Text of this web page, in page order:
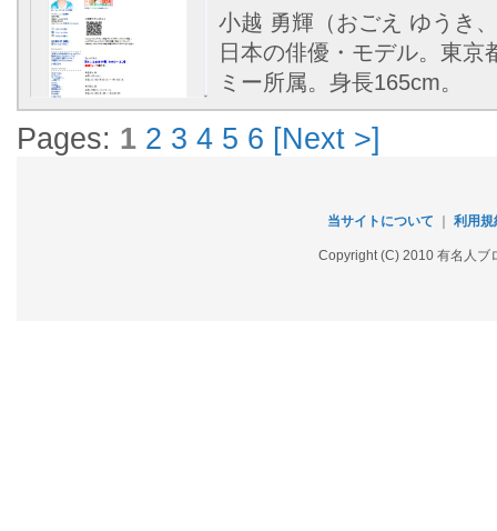
小越 勇輝（おごえ ゆうき
日本の俳優・モデル。東京
ミー所属。身長165cm。
Pages: 1 2 3 4 5 6 [Next >]
当サイトについて 利用規
Copyright (C) 2010 有名人ブ